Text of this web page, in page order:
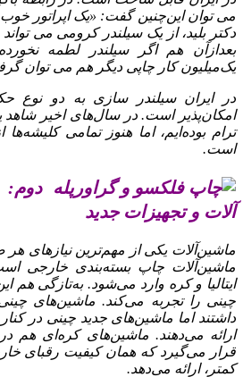
می‌ توان این‌چنین گفت: «یک اپراتور
دکتر بلید، از یک سیلندر کرومی می‌
بعدازآن هم اگر سیلندر لطمه
یک‌میلیون کار چاپی دیگر هم می‌ توان
در ایران سیلندر سازی به دو نوع
امکان‌پذیر است. در سال‌های اخیر
ترام بوده‌ایم، اما هنوز تمامی
است.
پله
آلات و تجهیزات جدید
ماشین‌آلات یکی از مهم‌ترین نیازهای
ماشین‌آلات چاپ بسته‌بندی خارجی
ایتالیا و کره وارد می‌شود. به‌تازگی هم
چینی را تجربه می‌کند. ماشین‌های
داشتند اما ماشین‌های جدید چینی در
ارائه می‌دهند. ماشین‌های کره‌ای هم
قرار می‌گیرد که همان کیفیت رقبای
کمتر، ارائه می‌دهد.